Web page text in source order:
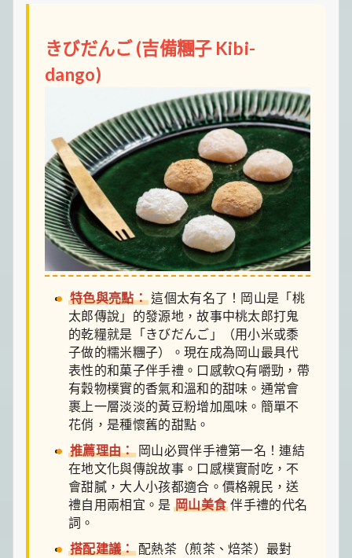
きびだんご (吉備糰子 Kibi-
dango)
特色與亮點：這個太有名了！岡山是「桃
太郎傳說」的發源地，故事中桃太郎打鬼
的乾糧就是「きびだんご」（用小米或黍
子做的糯米糰子）。現在成為岡山最具代
表性的和菓子伴手禮。口感軟Q有嚼勁，帶
有穀物樸實的香氣和溫和的甜味。通常會
裹上一層淡淡的黃豆粉增加風味。簡單不
花俏，是種懷舊的甜點。
推薦理由：岡山必買伴手禮第一名！連結
在地文化與傳說故事。口感樸實耐吃，不
會甜膩，大人小孩都適合。價格親民，送
禮自用兩相宜。是 岡山美食 伴手禮的代名
詞。
搭配建議：配熱茶（煎茶、焙茶）最對